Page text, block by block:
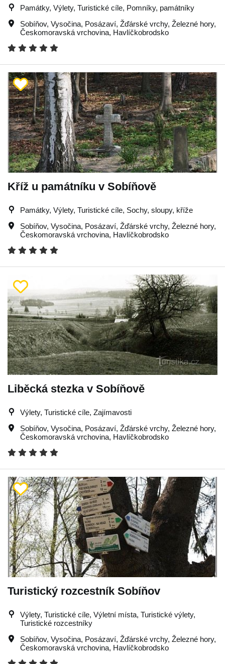
Památky, Výlety, Turistické cíle, Pomníky, památníky
Sobíňov, Vysočina, Posázaví, Žďárské vrchy, Železné hory,
Českomoravská vrchovina, Havlíčkobrodsko
Kříž u památníku v Sobíňově
Památky, Výlety, Turistické cíle, Sochy, sloupy, kříže
Sobíňov, Vysočina, Posázaví, Žďárské vrchy, Železné hory,
Českomoravská vrchovina, Havlíčkobrodsko
Liběcká stezka v Sobíňově
Výlety, Turistické cíle, Zajímavosti
Sobíňov, Vysočina, Posázaví, Žďárské vrchy, Železné hory,
Českomoravská vrchovina, Havlíčkobrodsko
Turistický rozcestník Sobíňov
Výlety, Turistické cíle, Výletní místa, Turistické výlety,
Turistické rozcestníky
Sobíňov, Vysočina, Posázaví, Žďárské vrchy, Železné hory,
Českomoravská vrchovina, Havlíčkobrodsko